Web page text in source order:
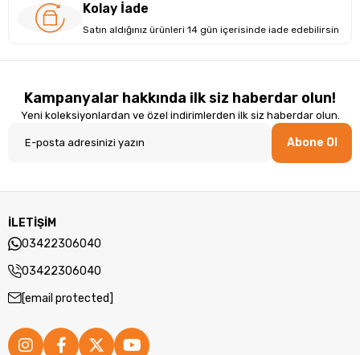
Mimari
NVIDIA Ada Generation
Kullanım Alanı İş İstasyonu • CAD • Render • Yapay Zeka • İçerik
Kolay İade
Satın aldığınız ürünleri 14 gün içerisinde iade edebilirsin
Kampanyalar hakkında ilk siz haberdar olun!
Yeni koleksiyonlardan ve özel indirimlerden ilk siz haberdar olun.
Abone Ol
İLETİŞİM
03422306040
03422306040
[email protected]